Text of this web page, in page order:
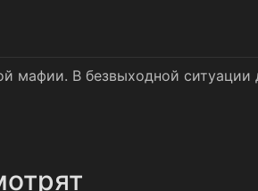
мафии. В безвыходной